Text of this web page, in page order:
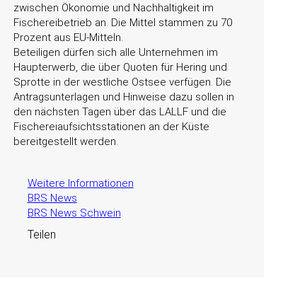
zwischen Ökonomie und Nachhaltigkeit im
Fischerei­betrieb an. Die Mittel stammen zu 70
Prozent aus EU-Mitteln.
Beteiligen dürfen sich alle Unternehmen im
Haupterwerb, die über Quoten für Hering und
Sprotte in der westliche Ostsee verfügen. Die
Antragsunterlagen und Hinweise dazu sollen in
den nächsten Tagen über das LALLF und die
Fischereiaufsichtsstationen an der Küste
bereitgestellt werden.
Weitere Informationen
BRS News
BRS News Schwein
Teilen